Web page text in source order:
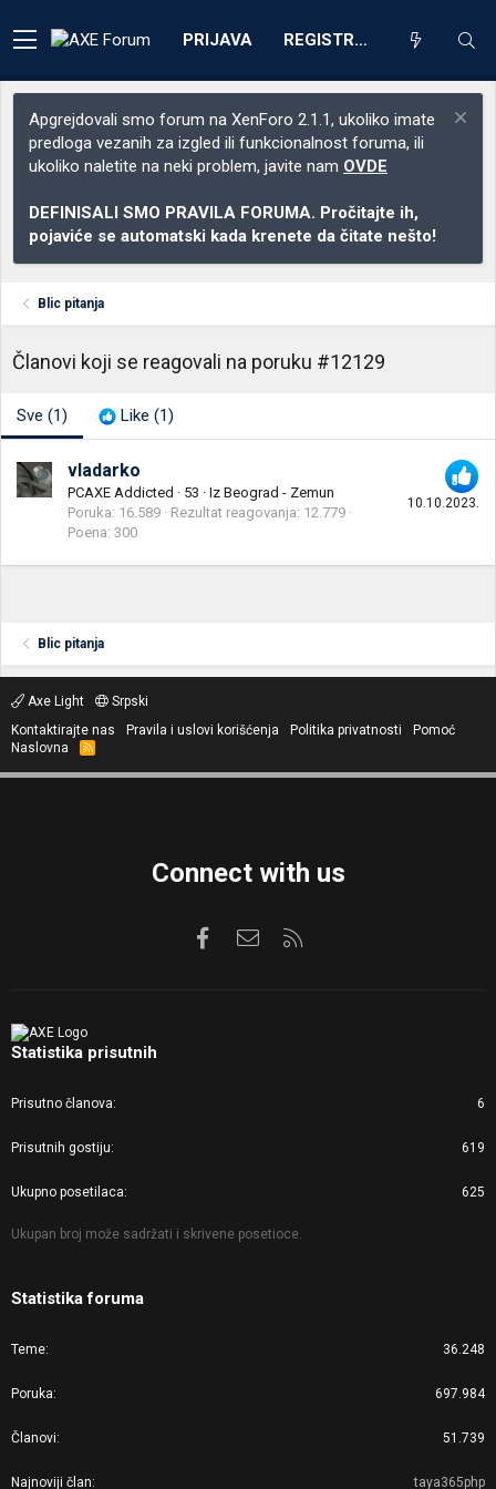
PRIJAVA REGISTRACIJA
Apgrejdovali smo forum na XenForo 2.1.1, ukoliko imate
predloga vezanih za izgled ili funkcionalnost foruma, ili
ukoliko naletite na neki problem, javite nam OVDE
DEFINISALI SMO PRAVILA FORUMA. Pročitajte ih,
pojaviće se automatski kada krenete da čitate nešto!
Blic pitanja
Članovi koji se reagovali na poruku #12129
Sve (1) Like (1)
10.10.2023.
vladarko
PCAXE Addicted · 53 · Iz Beograd - Zemun
Poruka 16.589 Rezultat reagovanja 12.779
Poena 300
Blic pitanja
Axe Light
Srpski
Kontaktirajte nas
Pravila i uslovi korišćenja Politika privatnosti
Pomoć
Naslovna
R
S
Connect with us
FacebookKontaktirajte nas
Statistika prisutnih
Prisutno članova 6
Prisutnih gostiju 619
Ukupno posetilaca 625
Ukupan broj može sadržati i skrivene posetioce.
Statistika foruma
Teme 36.248
Poruka 697.984
Članovi 51.739
Najnoviji član taya365php